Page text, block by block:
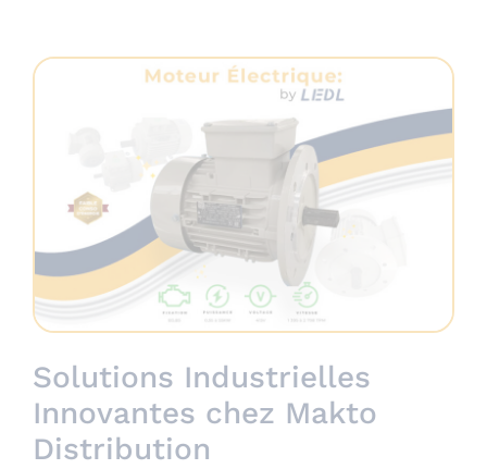
Solutions Industrielles
Innovantes chez Makto
Distribution